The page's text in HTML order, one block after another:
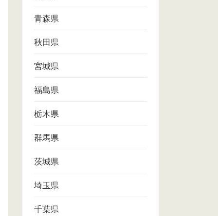
青森県
秋田県
宮城県
福島県
栃木県
群馬県
茨城県
埼玉県
千葉県